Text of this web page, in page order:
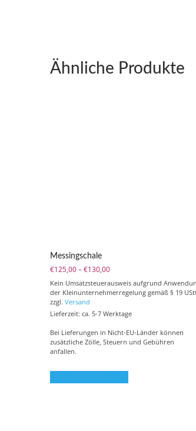
Ähnliche Produkte
Messingschale
€125,00–€130,00Preisspanne:
€125,00
bis
Kein Umsatzsteuerausweis aufgrund
der Kleinunternehmerregelung gemäß § 19
zzgl. Versand
Lieferzeit: ca. 5-7 Werktage
Bei Lieferungen in Nicht-EU-Länder können
zusätzliche Zölle, Steuern und Gebühren
anfallen.
Dieses
Produkt